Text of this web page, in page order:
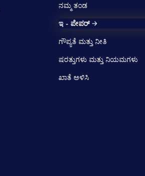
ನಮ್ಮ ತಂಡ
ಇ - ಪೇಪರ್
ಗೌಪ್ಯತೆ ಮತ್ತು ನೀತಿ
ಷರತ್ತುಗಳು ಮತ್ತು ನಿಯಮಗಳು
ಖಾತೆ ಅಳಿಸಿ